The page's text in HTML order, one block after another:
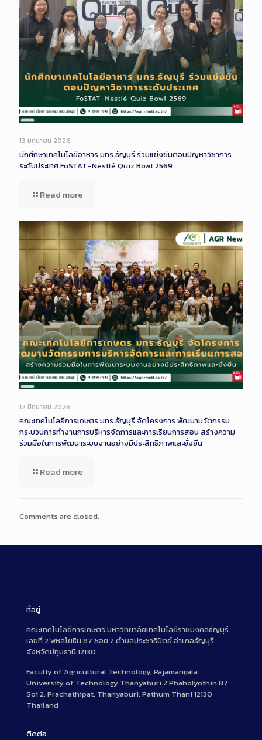
Long
Description
13 มิถุนายน 2026
นักศึกษาเทคโนโลยีอาหาร มทร.ธัญบุรี ร่วมแข่งขันตอบปัญหาวิชาการ
ระดับประเทศ FoSTAT–Nestlé Quiz Bowl 2569
Read more
Long
Description
12 มิถุนายน 2026
คณะเทคโนโลยีการเกษตร มทร.ธัญบุรี จัดโครงการ พัฒนานวัตกรรม
กระบวนการทำงานการบริหารจัดการและการเรียนการสอน สร้างความ
ร่วมมือในการพัฒนาระบบงานอย่างมีประสิทธิภาพและยั่งยืน
Read more
Comments are closed.
ที่อยู่
คณะเทคโนโลยีการเกษตร มหาวิทยาลัยเทคโนโลยีราชมงคลธัญบุรี
เลขที่ 2 พหลโยธิน 87 ซอย 2 ตำบลประชาธิปัตย์ อำเภอธัญบุรี
จังหวัดปทุมธานี 12130
Faculty of Agricultural Technology, Rajamangala
University of Technology Thanyaburi 2 Phaholyothin 87
Soi 2, Prachathipat, Thanyaburi, Pathum Thani 12130
Thailand
ติดต่อ